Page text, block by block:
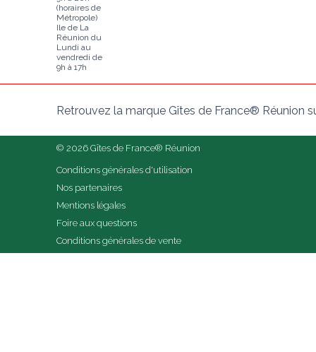
(horaires de
Métropole)
Ile de La
Réunion du
Lundi au
vendredi de
9h à 17h
Retrouvez la marque Gîtes de France® Réunion
© 2026 Gîtes de France® Réunion
Conditions générales d'utilisation
Nos partenaires
Mentions légales
Foire aux questions
Conditions générales de vente